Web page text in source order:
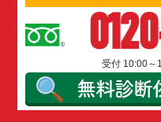
受付 10:00～
無料診断